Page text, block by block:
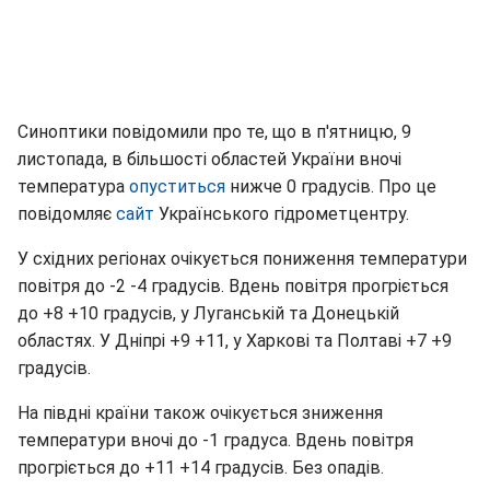
Синоптики повідомили про те, що в п'ятницю, 9
листопада, в більшості областей України вночі
температура опуститься нижче 0 градусів. Про це
повідомляє сайт Українського гідрометцентру.
У східних регіонах очікується пониження температури
повітря до -2 -4 градусів. Вдень повітря прогріється
до +8 +10 градусів, у Луганській та Донецькій
областях. У Дніпрі +9 +11, у Харкові та Полтаві +7 +9
градусів.
На півдні країни також очікується зниження
температури вночі до -1 градуса. Вдень повітря
прогріється до +11 +14 градусів. Без опадів.